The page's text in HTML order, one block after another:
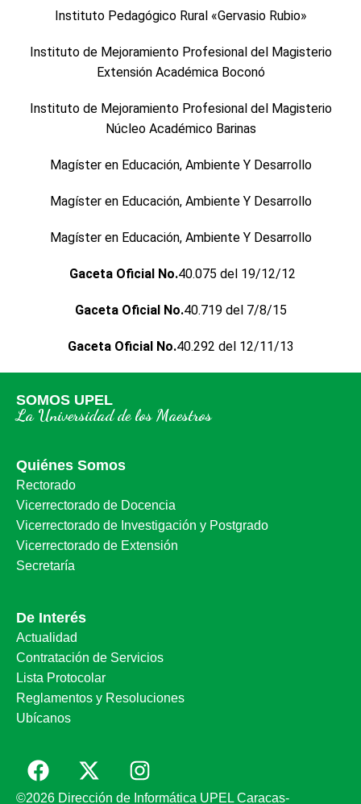
Instituto Pedagógico Rural «Gervasio Rubio»
Instituto de Mejoramiento Profesional del Magisterio
Extensión Académica Boconó
Instituto de Mejoramiento Profesional del Magisterio
Núcleo Académico Barinas
Magíster en Educación, Ambiente Y Desarrollo
Magíster en Educación, Ambiente Y Desarrollo
Magíster en Educación, Ambiente Y Desarrollo
Gaceta Oficial No.40.075 del 19/12/12
Gaceta Oficial No.40.719 del 7/8/15
Gaceta Oficial No.40.292 del 12/11/13
SOMOS UPEL
La Universidad de los Maestros
Quiénes Somos
Rectorado
Vicerrectorado de Docencia
Vicerrectorado de Investigación y Postgrado
Vicerrectorado de Extensión
Secretaría
De Interés
Actualidad
Contratación de Servicios
Lista Protocolar
Reglamentos y Resoluciones
Ubícanos
©2026 Dirección de Informática UPEL Caracas-